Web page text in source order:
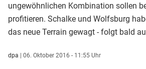
ungewöhnlichen Kombination sollen
profitieren. Schalke und Wolfsburg
das neue Terrain gewagt - folgt bald
dpa | 06. Oktober 2016 - 11:55 Uhr